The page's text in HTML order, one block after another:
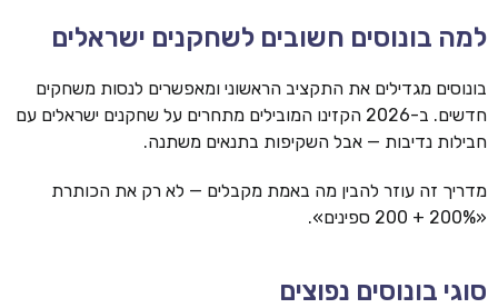
למה בונוסים חשובים לשחקנים ישראלים
בונוסים מגדילים את התקציב הראשוני ומאפשרים לנסות משחקים
חדשים. ב-2026 הקזינו המובילים מתחרים על שחקנים ישראלים עם
חבילות נדיבות — אבל השקיפות בתנאים משתנה.
מדריך זה עוזר להבין מה באמת מקבלים — לא רק את הכותרת
«200% + 200 ספינים».
סוגי בונוסים נפוצים